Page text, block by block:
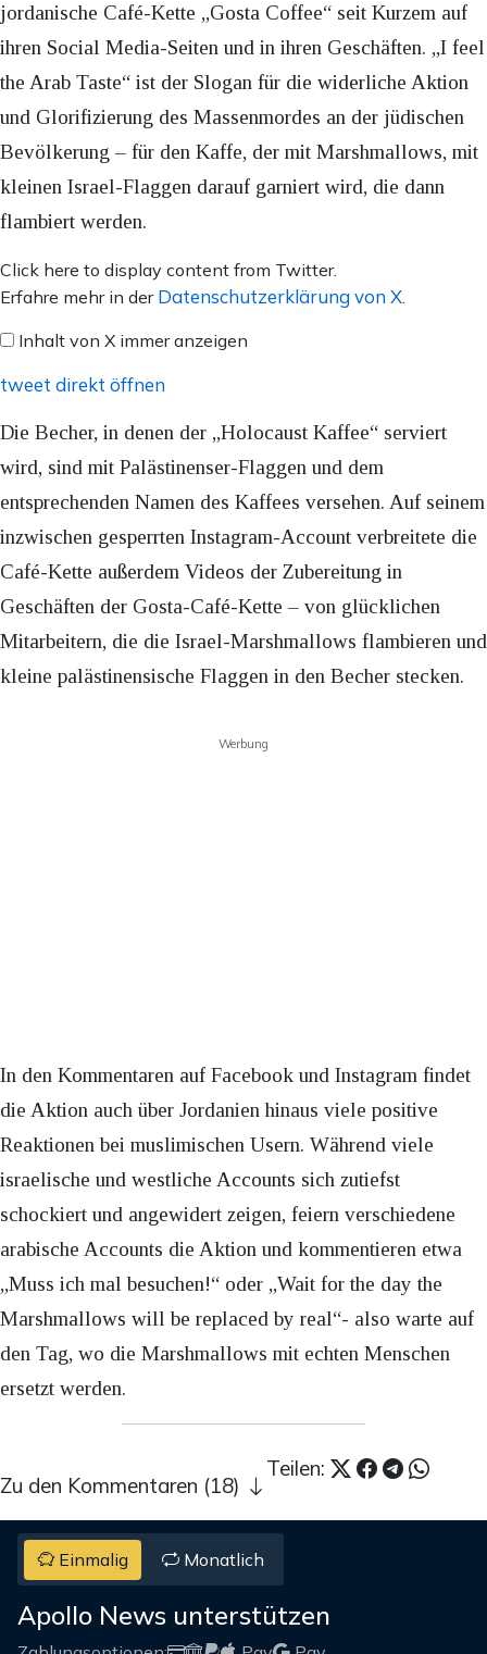
jordanische Café-Kette „Gosta Coffee“ seit Kurzem auf
ihren Social Media-Seiten und in ihren Geschäften. „I feel
the Arab Taste“ ist der Slogan für die widerliche Aktion
und Glorifizierung des Massenmordes an der jüdischen
Bevölkerung – für den Kaffe, der mit Marshmallows, mit
kleinen Israel-Flaggen darauf garniert wird, die dann
flambiert werden.
Inhalt
von
anzeigen
Click here to display content from Twitter.
Erfahre mehr in der Datenschutzerklärung von X.
Inhalt von X immer anzeigen
tweet direkt öffnen
Die Becher, in denen der „Holocaust Kaffee“ serviert
wird, sind mit Palästinenser-Flaggen und dem
entsprechenden Namen des Kaffees versehen. Auf seinem
inzwischen gesperrten Instagram-Account verbreitete die
Café-Kette außerdem Videos der Zubereitung in
Geschäften der Gosta-Café-Kette – von glücklichen
Mitarbeitern, die die Israel-Marshmallows flambieren und
kleine palästinensische Flaggen in den Becher stecken.
Werbung
In den Kommentaren auf Facebook und Instagram findet
die Aktion auch über Jordanien hinaus viele positive
Reaktionen bei muslimischen Usern. Während viele
israelische und westliche Accounts sich zutiefst
schockiert und angewidert zeigen, feiern verschiedene
arabische Accounts die Aktion und kommentieren etwa
„Muss ich mal besuchen!“ oder „Wait for the day the
Marshmallows will be replaced by real“- also warte auf
den Tag, wo die Marshmallows mit echten Menschen
ersetzt werden.
Teilen:
Zu den Kommentaren (18)
Einmalig Monatlich
Apollo News unterstützen